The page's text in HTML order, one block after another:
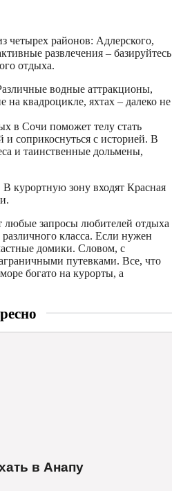
четырех районов: Адлерского,
развлечения – базируйтесь
отдыха.
водные аттракционы,
на квадроцикле, яхтах – далеко не
в Сочи поможет телу стать
и соприкоснуться с историей. В
и таинственные дольмены,
курортную зону входят Красная
любые запросы любителей отдыха
класса. Если нужен
домики. Словом, с
путевками. Все, что
богато на курорты, а
в Анапу